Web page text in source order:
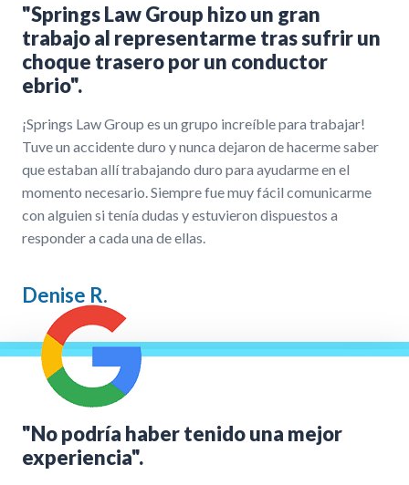
"Springs Law Group hizo un gran
trabajo al representarme tras sufrir un
choque trasero por un conductor
ebrio".
¡Springs Law Group es un grupo increíble para trabajar!
Tuve un accidente duro y nunca dejaron de hacerme saber
que estaban allí trabajando duro para ayudarme en el
momento necesario. Siempre fue muy fácil comunicarme
con alguien si tenía dudas y estuvieron dispuestos a
responder a cada una de ellas.
Denise R.
"No podría haber tenido una mejor
experiencia".